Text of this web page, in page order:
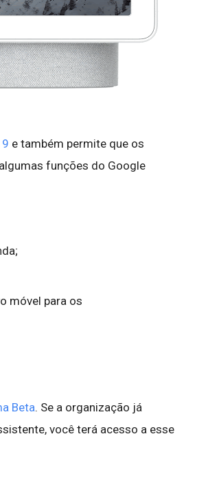
e também permite que os
funções do Google
móvel para os
Beta. Se a organização já
você terá acesso a esse